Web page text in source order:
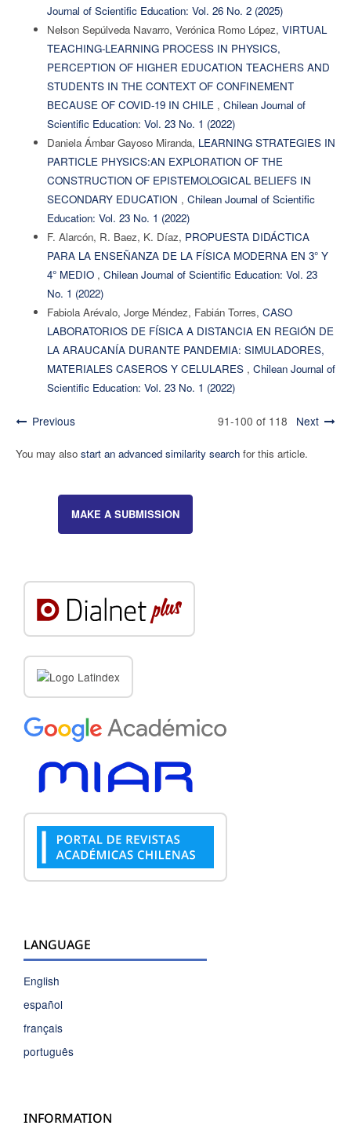
Journal of Scientific Education: Vol. 26 No. 2 (2025)
Nelson Sepúlveda Navarro, Verónica Romo López, VIRTUAL
TEACHING-LEARNING PROCESS IN PHYSICS,
PERCEPTION OF HIGHER EDUCATION TEACHERS AND
STUDENTS IN THE CONTEXT OF CONFINEMENT
BECAUSE OF COVID-19 IN CHILE , Chilean Journal of
Scientific Education: Vol. 23 No. 1 (2022)
Daniela Ámbar Gayoso Miranda, LEARNING STRATEGIES IN
PARTICLE PHYSICS:AN EXPLORATION OF THE
CONSTRUCTION OF EPISTEMOLOGICAL BELIEFS IN
SECONDARY EDUCATION , Chilean Journal of Scientific
Education: Vol. 23 No. 1 (2022)
F. Alarcón, R. Baez, K. Díaz, PROPUESTA DIDÁCTICA
PARA LA ENSEÑANZA DE LA FÍSICA MODERNA EN 3° Y
4° MEDIO , Chilean Journal of Scientific Education: Vol. 23
No. 1 (2022)
Fabiola Arévalo, Jorge Méndez, Fabián Torres, CASO
LABORATORIOS DE FÍSICA A DISTANCIA EN REGIÓN DE
LA ARAUCANÍA DURANTE PANDEMIA: SIMULADORES,
MATERIALES CASEROS Y CELULARES , Chilean Journal of
Scientific Education: Vol. 23 No. 1 (2022)
Previous 91-100 of 118 Next
You may also start an advanced similarity searchfor this article.
MAKE A SUBMISSION
LANGUAGE
English
español
français
português
INFORMATION